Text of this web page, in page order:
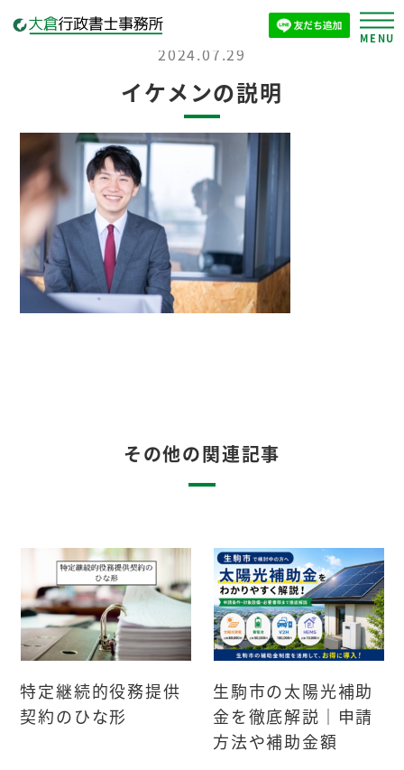
2024.07.29
イケメンの説明
その他の関連記事
特定継続的役務提供
契約のひな形
生駒市の太陽光補助
金を徹底解説｜申請
方法や補助金額